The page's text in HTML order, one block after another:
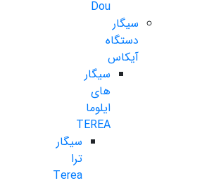
Dou
سیگار
دستگاه
آیکاس
سیگار
های
ایلوما
TEREA
سیگار
ترا
Terea